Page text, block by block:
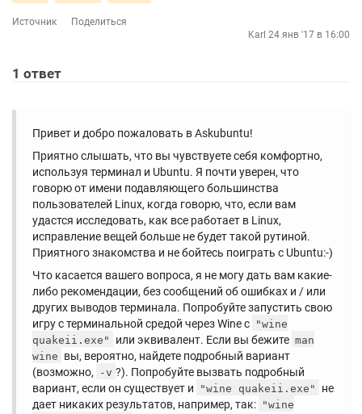
Источник
Поделиться
Karl 24 янв '17 в 16:00
1 ответ
Привет и добро пожаловать в Askubuntu!
Приятно слышать, что вы чувствуете себя комфортно,
используя терминал и Ubuntu. Я почти уверен, что
говорю от имени подавляющего большинства
пользователей Linux, когда говорю, что, если вам
удастся исследовать, как все работает в Linux,
исправление вещей больше не будет такой рутиной.
Приятного знакомства и не бойтесь поиграть с Ubuntu:-)
Что касается вашего вопроса, я не могу дать вам какие-
либо рекомендации, без сообщений об ошибках и / или
других выводов терминала. Попробуйте запустить свою
игру с терминальной средой через Wine с "wine
quakeii.exe"
или эквивалент. Если вы бежите man
wine вы, вероятно, найдете подробный вариант
(возможно,
-v ?). Попробуйте вызвать подробный
вариант, если он существует и
"wine quakeii.exe"
не
дает никаких результатов, например, так: "wine